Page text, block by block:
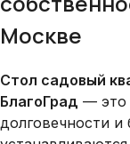
Москве
Стол садовый
БлагоГрад — это
долговечности